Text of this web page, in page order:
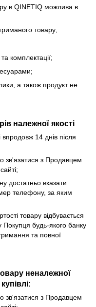
в QINETIQ можлива в
товару;
комплектації;
а також продукт не
належної якості
14 днів після
зв'язатися з Продавцем
достатньо вказати
телефону, за яким
товару відбувається
Покупця будь-якого банку
та повної
неналежної
зв'язатися з Продавцем